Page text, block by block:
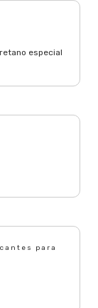
especial
para